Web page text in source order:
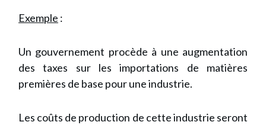
Exemple :
Un gouvernement procède à une augmentation
des taxes sur les importations de matières
premières de base pour une industrie.
Les coûts de production de cette industrie seront